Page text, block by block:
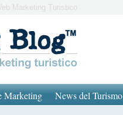
Marketing Turistico
Marketing News del Turismo